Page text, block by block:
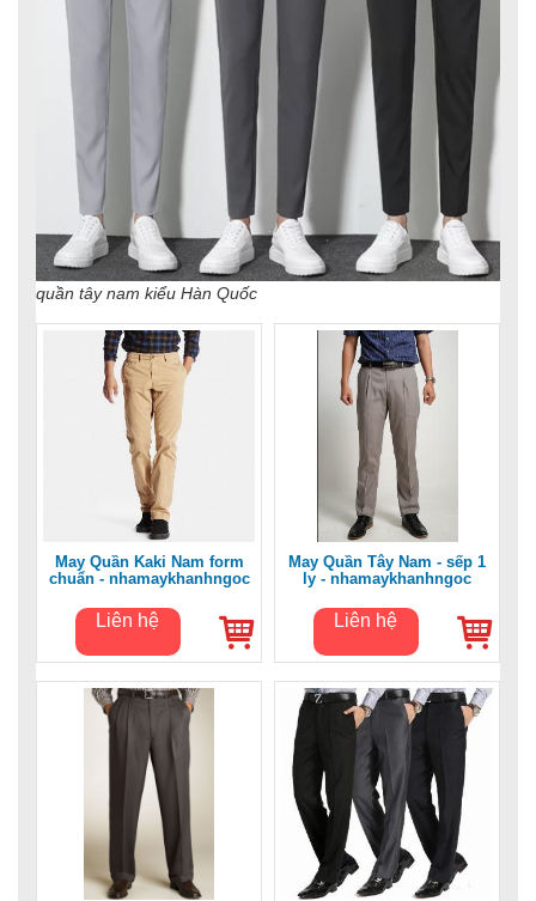
quần tây nam kiểu Hàn Quốc
May Quần Kaki Nam form
chuẩn - nhamaykhanhngoc
Liên hệ
May Quần Tây Nam - sếp 1
ly - nhamaykhanhngoc
Liên hệ